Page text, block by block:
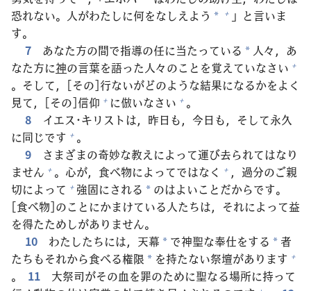
恐れない。 人がわたしに何をなしえよう * + 」と言いま
す。
7
あなた方の間で指導の任に当たっている * 人々 ，あ
なた方に神の言葉を語った人々のことを覚えていなさい +
。そして，[その]行ないがどのような結果になるかをよく
見て，[その]信仰 + に倣いなさい + 。
8
イエス･キリストは， 昨日も， 今日も，そして永久
に同じです + 。
9
さまざまの奇妙な教えによって運び去られてはなり
ません + 。 心が， 食べ物によってではなく + ， 過分のご親
切によって + 強固にされる * のはよいことだからです。
[食べ物]のことにかまけている人たちは，それによって益
を得たためしがありません。
10
わたしたちには， 天幕 * で神聖な奉仕をする * 者
たちもそれから食べる権限 * を持たない祭壇があります +
。 11 大祭司がその血を罪のために聖なる場所に持って